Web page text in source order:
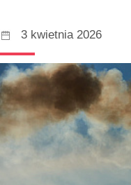
3 kwietnia 2026